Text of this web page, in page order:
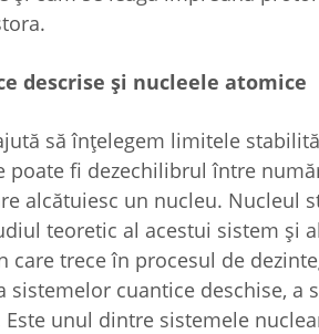
descrise și nucleele atomice
să înțelegem limitele
poate fi dezechilibrul între
alcătuiesc un nucleu. Nucleul
teoretic al acestui sistem și
care trece în procesul de
sistemelor cuantice deschise, a
unul dintre sistemele